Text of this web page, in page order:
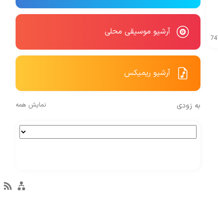
آرشیو موسیقی محلی
آرشیو ریمیکس
به زودی نمایش همه